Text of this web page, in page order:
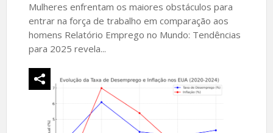
Mulheres enfrentam os maiores obstáculos para
entrar na força de trabalho em comparação aos
homens Relatório Emprego no Mundo: Tendências
para 2025 revela...